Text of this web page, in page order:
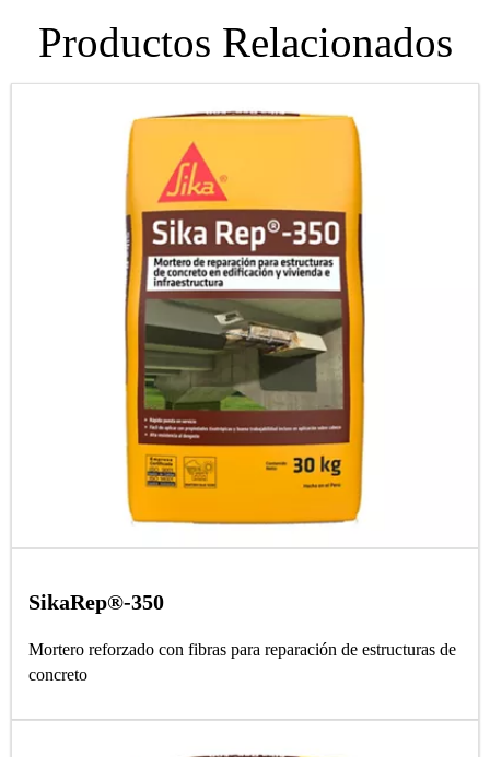
Productos Relacionados
SikaRep®-350
Mortero reforzado con fibras para reparación de estructuras de
concreto